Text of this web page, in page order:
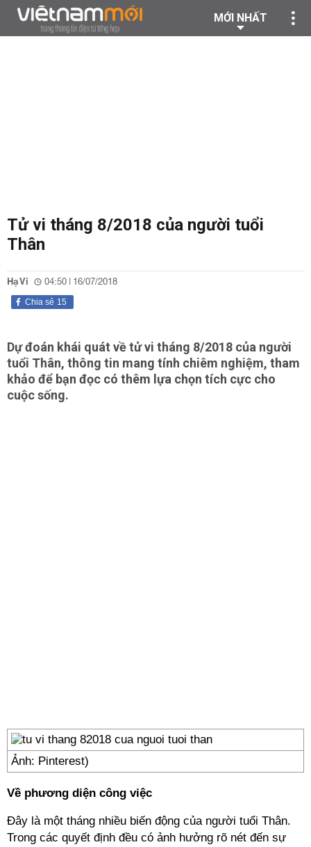
MỚI NHẤT
Tử vi tháng 8/2018 của người tuổi
Thân
Hạ Vi 04:50 | 16/07/2018
15
Chia sẻ
Dự đoán khái quát về tử vi tháng 8/2018 của người
tuổi Thân, thông tin mang tính chiêm nghiệm, tham
khảo để bạn đọc có thêm lựa chọn tích cực cho
cuộc sống.
Ảnh: Pinterest)
Về phương diện công việc
Đây là một tháng nhiều biến động của người tuổi Thân.
Trong các quyết định đều có ảnh hưởng rõ nét đến sự